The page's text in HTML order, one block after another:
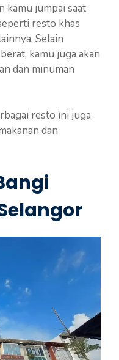
kamu jumpai saat
resto khas
Selain
kamu juga akan
dan minuman
resto ini juga
dan